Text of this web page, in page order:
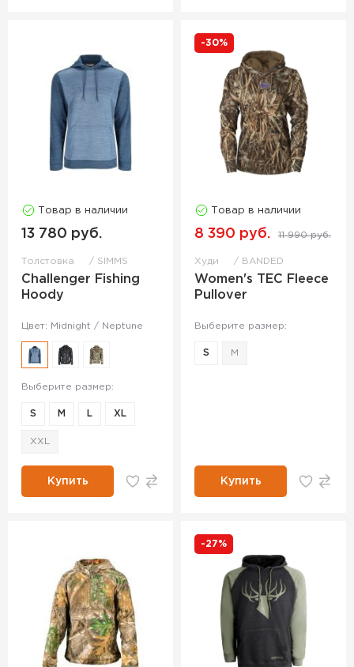
Товар в наличии
13 780 руб.
Толстовка SIMMS
Challenger Fishing
Hoody
Цвет: Midnight / Neptune
Выберите размер:
S M L XL
XXL
Купить
-30%
Товар в наличии
8 390 руб. 11 990 руб.
Худи BANDED
Women's TEC Fleece
Pullover
Выберите размер:
S M
Купить
-27%